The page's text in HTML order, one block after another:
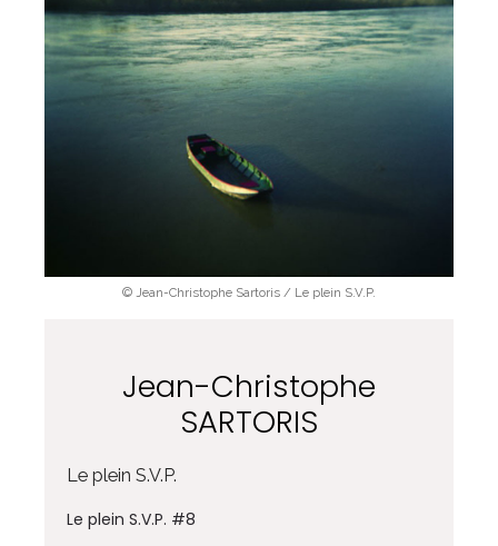
© Jean-Christophe Sartoris / Le plein S.V.P.
Jean-Christophe
SARTORIS
Le plein S.V.P.
Le plein S.V.P. #8